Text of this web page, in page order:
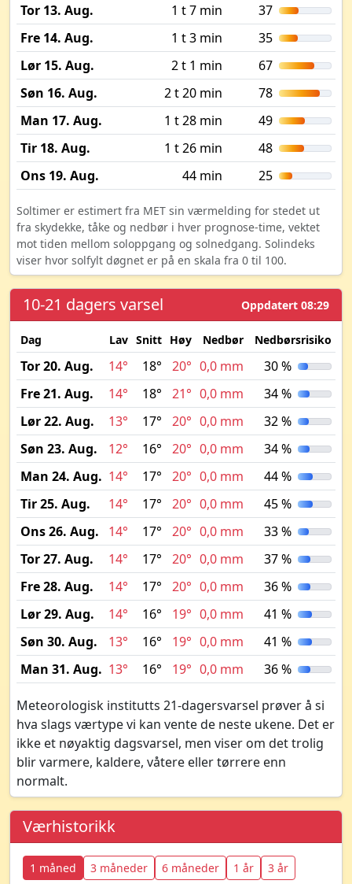
Tor 13. Aug.
1 t 7 min
37
Fre 14. Aug.
1 t 3 min
35
Lør 15. Aug.
2 t 1 min
67
Søn 16. Aug.
2 t 20 min
78
Man 17. Aug.
1 t 28 min
49
Tir 18. Aug.
1 t 26 min
48
Ons 19. Aug.
44 min 25
Soltimer er estimert fra MET sin værmelding for stedet ut
fra skydekke, tåke og nedbør i hver prognose-time, vektet
mot tiden mellom soloppgang og solnedgang. Solindeks
viser hvor solfylt døgnet er på en skala fra 0 til 100.
10-21 dagers varsel Oppdatert 08:29
Dag Lav Snitt Høy Nedbør Nedbørsrisiko
Tor 20. Aug. 14° 18° 20° 0,0 mm
30 %
Fre 21. Aug.
14° 18° 21° 0,0 mm
34 %
Lør 22. Aug.
13° 17° 20° 0,0 mm
32 %
Søn 23. Aug.
12° 16° 20° 0,0 mm
34 %
Man 24. Aug. 14° 17° 20° 0,0 mm
44 %
Tir 25. Aug.
14° 17° 20° 0,0 mm
45 %
Ons 26. Aug.
14° 17° 20° 0,0 mm
33 %
Tor 27. Aug.
14° 17° 20° 0,0 mm
37 %
Fre 28. Aug.
14° 17° 20° 0,0 mm
36 %
Lør 29. Aug.
14° 16° 19° 0,0 mm
41 %
Søn 30. Aug.
13° 16° 19° 0,0 mm
41 %
Man 31. Aug. 13° 16° 19° 0,0 mm 36 %
Meteorologisk institutts 21-dagersvarsel prøver å si
hva slags værtype vi kan vente de neste ukene. Det er
ikke et nøyaktig dagsvarsel, men viser om det trolig
blir varmere, kaldere, våtere eller tørrere enn
normalt.
Værhistorikk
1 måned 3 måneder 6 måneder 1 år 3 år